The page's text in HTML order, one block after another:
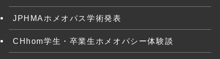
JPHMAホメオパス学術発表
CHhom学生・卒業生ホメオパシー体験談